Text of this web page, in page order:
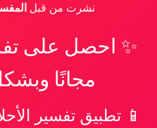
نشرت من قبل
✨ احصل على
مجانًا